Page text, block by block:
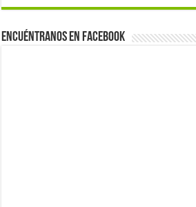
Encuéntranos en Facebook